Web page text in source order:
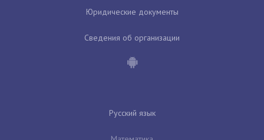
Юридические документы
Сведения об организации
Русский язык